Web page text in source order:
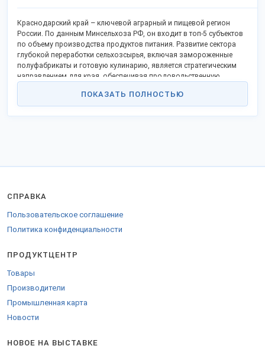
Краснодарский край – ключевой аграрный и пищевой регион
России. По данным Минсельхоза РФ, он входит в топ-5 субъектов
по объему производства продуктов питания. Развитие сектора
глубокой переработки сельхозсырья, включая замороженные
полуфабрикаты и готовую кулинарию, является стратегическим
направлением для края, обеспечивая продовольственную
«Добрый Повар»(осн. 2010 г.). Специализация: замороженные
пельмени, хинкали. Акцент на «ручную лепку» как ключевую
фермерские начинки.
желе и муссы в индивидуальной ПЭТ-упаковке, фруктовые пюре.
фрукты Краснодарского края (клубника, малина, абрикосы).
Характеристики продукции:
Технологии:
асептическая упаковка для десертов.
Материалы:
клапаном, картонные короба.
ПОКАЗАТЬ ПОЛНОСТЬЮ
СПРАВКА
Пользовательское соглашение
Политика конфиденциальности
ПРОДУКТЦЕНТР
Товары
Производители
Промышленная карта
Новости
НОВОЕ НА ВЫСТАВКЕ